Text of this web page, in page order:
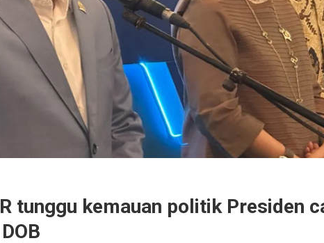
tunggu kemauan politik Presiden